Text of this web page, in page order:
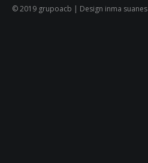
© 2019 grupoacb | Design inma suanes